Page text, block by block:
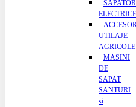
ELECTRICE
UTILAJE
AGRICOLE
MASINI
DE
SAPAT
SANTURI
si